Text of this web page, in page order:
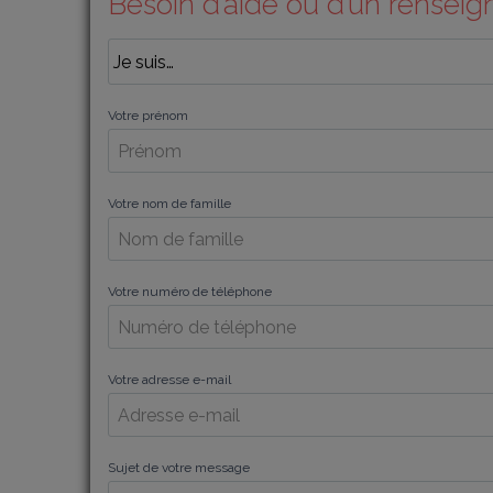
Votre prénom
Votre nom de famille
Votre numéro de téléphone
Votre adresse e-mail
Sujet de votre message